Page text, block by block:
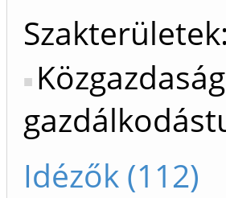
Szakterületek:
Idézők (112)